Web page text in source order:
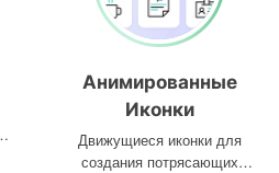
Анимированные
Иконки
Движущиеся иконки для
создания потрясающих